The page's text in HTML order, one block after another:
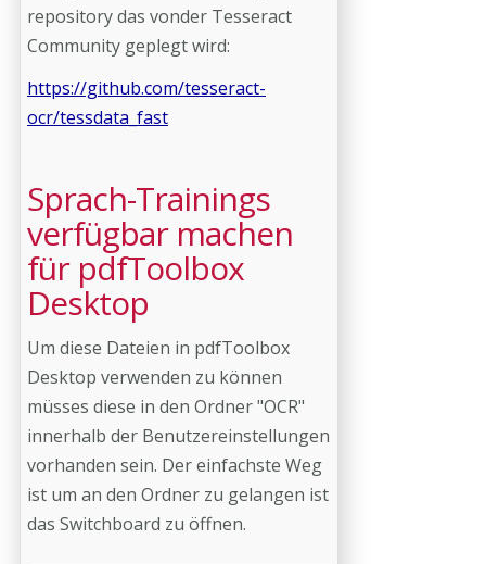
repository das vonder Tesseract
Community geplegt wird:
https://github.com/tesseract-
ocr/tessdata_fast
Sprach-Trainings
verfügbar machen
für pdfToolbox
Desktop
Um diese Dateien in pdfToolbox
Desktop verwenden zu können
müsses diese in den Ordner "OCR"
innerhalb der Benutzereinstellungen
vorhanden sein. Der einfachste Weg
ist um an den Ordner zu gelangen ist
das Switchboard zu öffnen.